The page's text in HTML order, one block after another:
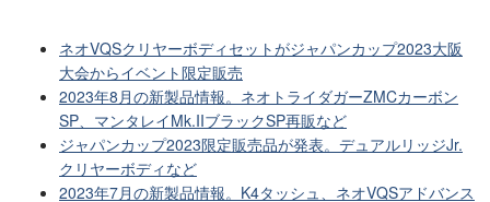
ネオVQSクリヤーボディセットがジャパンカップ2023大阪
大会からイベント限定販売
2023年8月の新製品情報。ネオトライダガーZMCカーボン
SP、マンタレイMk.IIブラックSP再販など
ジャパンカップ2023限定販売品が発表。デュアルリッジJr.
クリヤーボディなど
2023年7月の新製品情報。K4タッシュ、ネオVQSアドバンス